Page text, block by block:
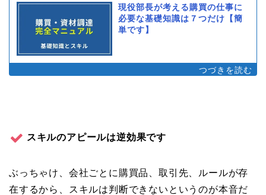
現役部長が考える購買の仕事に
必要な基礎知識は７つだけ【簡
単です】
スキルのアピールは逆効果です
ぶっちゃけ、会社ごとに購買品、取引先、ルールが存
在するから、スキルは判断できないというのが本音だ